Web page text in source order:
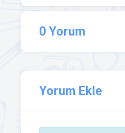
0 Yorum
Yorum Ekle